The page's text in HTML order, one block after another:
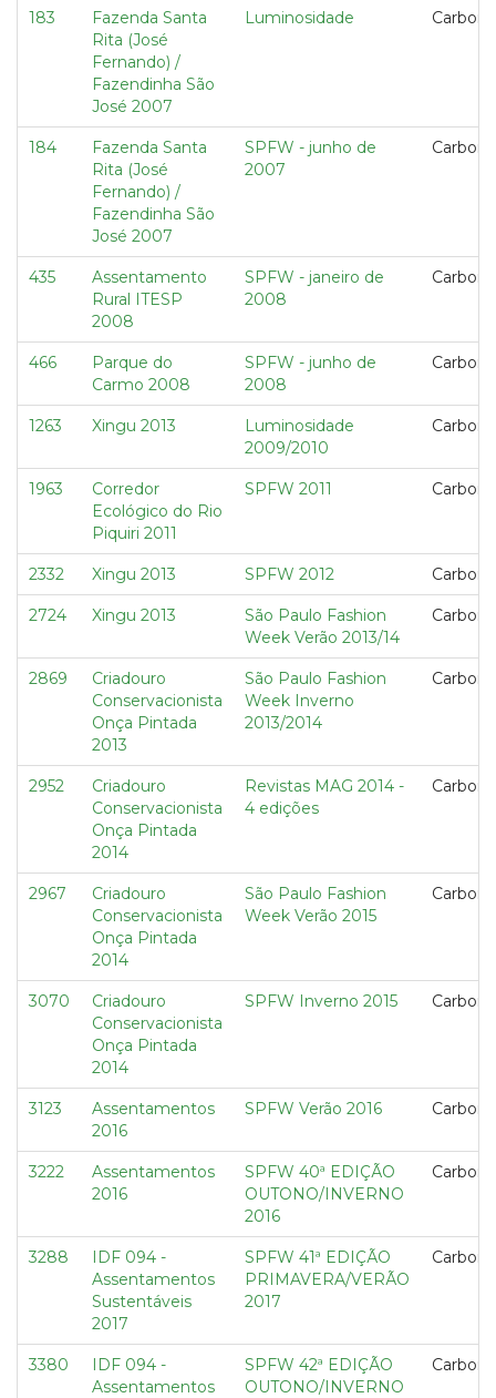
183
Fazenda Santa
Rita (José
Fernando) /
Fazendinha São
José 2007
Luminosidade Carbon
184
Fazenda Santa
Rita (José
Fernando) /
Fazendinha São
José 2007
SPFW - junho de
2007
Carbon
435
Assentamento
Rural ITESP
2008
SPFW - janeiro de
2008
Carbon
466
Parque do
Carmo 2008
SPFW - junho de
2008
Carbon
1263 Xingu 2013
Luminosidade
2009/2010
Carbon
1963
Corredor
Ecológico do Rio
Piquiri 2011
SPFW 2011 Carbon
2332 Xingu 2013 SPFW 2012 Carbon
2724 Xingu 2013
São Paulo Fashion
Week Verão 2013/14
Carbon
2869
Criadouro
Conservacionista
Onça Pintada
2013
São Paulo Fashion
Week Inverno
2013/2014
Carbon
2952
Criadouro
Conservacionista
Onça Pintada
2014
Revistas MAG 2014 -
4 edições
Carbon
2967
Criadouro
Conservacionista
Onça Pintada
2014
São Paulo Fashion
Week Verão 2015
Carbon
3070
Criadouro
Conservacionista
Onça Pintada
2014
SPFW Inverno 2015 Carbon
3123
Assentamentos
2016
SPFW Verão 2016 Carbon
3222
Assentamentos
2016
SPFW 40ª EDIÇÃO
OUTONO/INVERNO
2016
Carbon
3288
IDF 094 -
Assentamentos
Sustentáveis
2017
SPFW 41ª EDIÇÃO
PRIMAVERA/VERÃO
2017
Carbon
3380
IDF 094 -
Assentamentos
SPFW 42ª EDIÇÃO
OUTONO/INVERNO
Carbon